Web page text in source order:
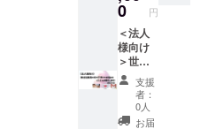
） 詳細
は本文
中のリ
ターン
紹介の
項目を
ご覧く
ださい
開催
いま
お話会
は、一
回定員5
名様ま
で。
（心の
木メ
ご覧く
ださ
い。
+サンク
スメー
ル、メ
ルマガ
セット
を2回お
届けし
ます
（お届
け予定
時期
夏・
秋）。
0 円
＜法人
様向け
＞世界
マザー
サロン
代表の
永井佐
支援
者：
0人
お届